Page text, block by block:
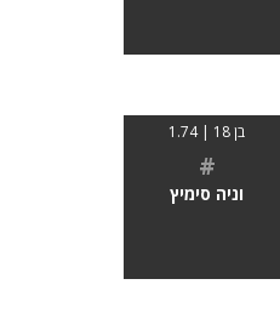
בן 18 | 1.74
#
וניה סימיץ